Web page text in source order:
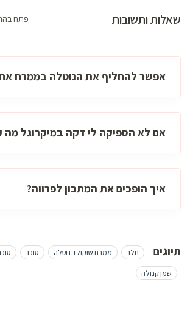
שאלות ותשובות פתח
אפשר להחליף את הנוטלה בממרח
אם לא הספיקה לי דקה במיקרוגל מה
איך הופכים את המתכון לפרווה?
תיוגים חלב ממרח שוקולד נוטלה סוכר
שמן קנולה